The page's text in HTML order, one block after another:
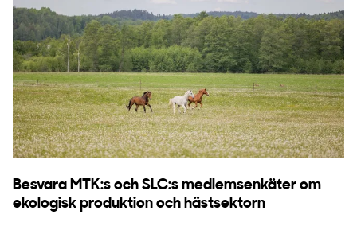
Besvara MTK:s och SLC:s medlemsenkäter om
ekologisk produktion och hästsektorn